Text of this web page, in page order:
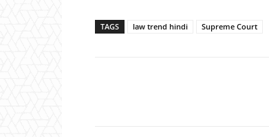
TAGS law trend hindi Supreme Court